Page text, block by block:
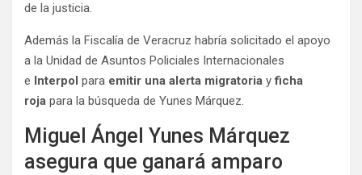
de la justicia.
Además la Fiscalía de Veracruz habría solicitado el apoyo
a la Unidad de Asuntos Policiales Internacionales
e Interpol para emitir una alerta migratoria yficha
roja para la búsqueda de Yunes Márquez.
Miguel Ángel Yunes Márquez
asegura que ganará amparo